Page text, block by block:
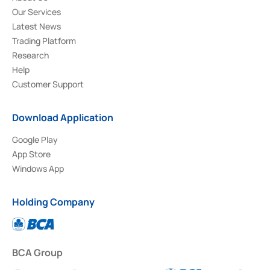
Our Services
Latest News
Trading Platform
Research
Help
Customer Support
Download Application
Google Play
App Store
Windows App
Holding Company
BCA Group